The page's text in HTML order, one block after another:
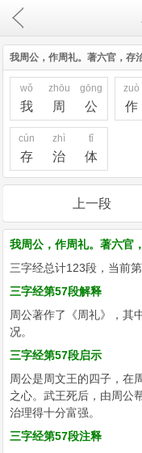
我周公，作周礼。著六官，存
wǒ
我
zhōu
周
gōng
公
zuò
作
cún
存
zhì
治
tǐ
体
上一段
我周公，作周礼。著六官
三字经总计123段，当前第
三字经第57段解释
周公著作了《周礼》，其
况。
三字经第57段启示
周公是周文王的四子，在
之心。武王死后，由周公
治理得十分富强。
三字经第57段注释